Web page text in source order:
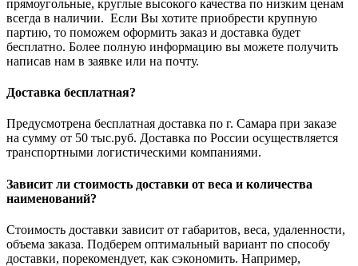
прямоугольные, круглые высокого качества по низким ценам
всегда в наличии. Если Вы хотите приобрести крупную
партию, то поможем оформить заказ и доставка будет
бесплатно. Более полную информацию вы можете получить
написав нам в заявке или на почту.
Доставка бесплатная?
Предусмотрена бесплатная доставка по г. Самара при заказе
на сумму от 50 тыс.руб. Доставка по России осуществляется
транспортными логистическими компаниями.
Зависит ли стоимость доставки от веса и количества
наименований?
Стоимость доставки зависит от габаритов, веса, удаленности,
объема заказа. Подберем оптимальный вариант по способу
доставки, порекомендует, как сэкономить. Например,